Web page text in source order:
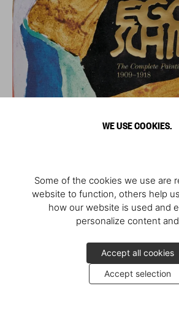
WE USE COOKIES.
Some of the cookies we use are
website to function, others help
how our website is used and
personalize content
Accept all cookies
Accept selection